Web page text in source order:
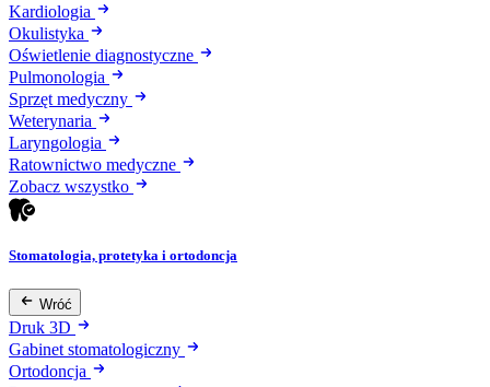
Kardiologia
Okulistyka
Oświetlenie diagnostyczne
Pulmonologia
Sprzęt medyczny
Weterynaria
Laryngologia
Ratownictwo medyczne
Zobacz wszystko
Stomatologia, protetyka i ortodoncja
Wróć
Druk 3D
Gabinet stomatologiczny
Ortodoncja